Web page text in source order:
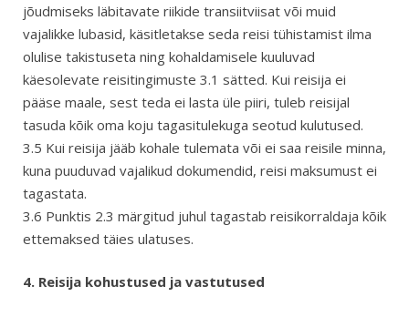
jõudmiseks läbitavate riikide transiitviisat või muid
vajalikke lubasid, käsitletakse seda reisi tühistamist ilma
olulise takistuseta ning kohaldamisele kuuluvad
käesolevate reisitingimuste 3.1 sätted. Kui reisija ei
pääse maale, sest teda ei lasta üle piiri, tuleb reisijal
tasuda kõik oma koju tagasitulekuga seotud kulutused.
3.5 Kui reisija jääb kohale tulemata või ei saa reisile minna,
kuna puuduvad vajalikud dokumendid, reisi maksumust ei
tagastata.
3.6 Punktis 2.3 märgitud juhul tagastab reisikorraldaja kõik
ettemaksed täies ulatuses.
4. Reisija kohustused ja vastutused